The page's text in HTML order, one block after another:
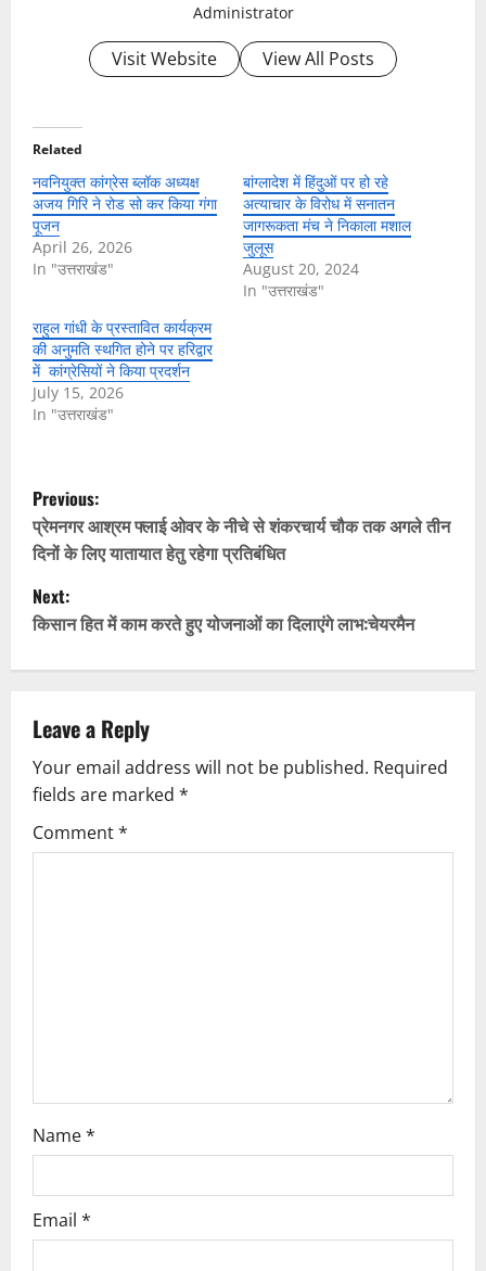
Administrator
Visit Website View All Posts
Related
नवनियुक्त कांग्रेस ब्लॉक अध्यक्ष
अजय गिरि ने रोड सो कर किया गंगा
पूजन
April 26, 2026
In "उत्तराखंड"
बांग्लादेश में हिंदुओं पर हो रहे
अत्याचार के विरोध में सनातन
जागरूकता मंच ने निकाला मशाल
जुलूस
August 20, 2024
In "उत्तराखंड"
राहुल गांधी के प्रस्तावित कार्यक्रम
की अनुमति स्थगित होने पर हरिद्वार
में कांग्रेसियों ने किया प्रदर्शन
July 15, 2026
In "उत्तराखंड"
P
o
s
t
n
a
v
i
g
Previous:
प्रेमनगर आश्रम फ्लाई ओवर के नीचे से शंकरचार्य चौक तक अगले तीन
दिनों के लिए यातायात हेतु रहेगा प्रतिबंधित
Next:
किसान हित में काम करते हुए योजनाओं का दिलाएंगे लाभ:चेयरमैन
Leave a Reply
Your email address will not be published. Required
fields are marked *
Comment*
Name*
Email *